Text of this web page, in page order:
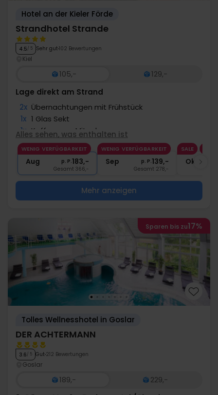
Hotel an der Kieler Förde
Strandhotel Strande
4.5/ 5 Sehr gut 102 Bewertungen
Kiel
105,-
129,-
Lage direkt am Strand
2x Übernachtungen mit Frühstück
1x 1 Glas Sekt
1x Kaffee zum Mitnehmen
1x Nutzung Sauna
∞ Gratis Upgrade nach Verfügbarkeit
Alles sehen, was enthalten ist
WENIG VERFÜGBARKEIT
Aug p. P.183,-
Gesamt 366,-
WENIG VERFÜGBARKEIT
Sep p. P.139,-
Gesamt 278,-
SALE
Okt
Mehr anzeigen
Sparen bis zu17%
Tolles Wellnesshotel in Goslar
DER ACHTERMANN
3.6/ 5 Gut 212 Bewertungen
Goslar
189,-
229,-